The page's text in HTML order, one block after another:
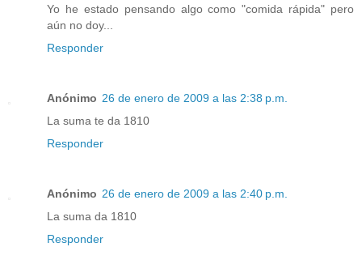
Yo he estado pensando algo como "comida rápida" pero
aún no doy...
Responder
Anónimo 26 de enero de 2009 a las 2:38 p.m.
La suma te da 1810
Responder
Anónimo 26 de enero de 2009 a las 2:40 p.m.
La suma da 1810
Responder